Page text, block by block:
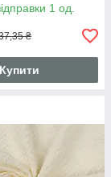
1 од.
₴
Купити